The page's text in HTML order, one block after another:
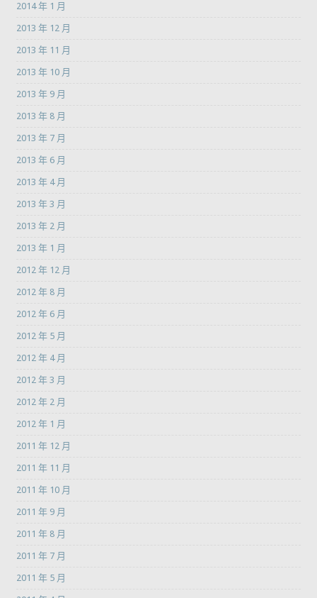
2014 年 1 月
2013 年 12 月
2013 年 11 月
2013 年 10 月
2013 年 9 月
2013 年 8 月
2013 年 7 月
2013 年 6 月
2013 年 4 月
2013 年 3 月
2013 年 2 月
2013 年 1 月
2012 年 12 月
2012 年 8 月
2012 年 6 月
2012 年 5 月
2012 年 4 月
2012 年 3 月
2012 年 2 月
2012 年 1 月
2011 年 12 月
2011 年 11 月
2011 年 10 月
2011 年 9 月
2011 年 8 月
2011 年 7 月
2011 年 5 月